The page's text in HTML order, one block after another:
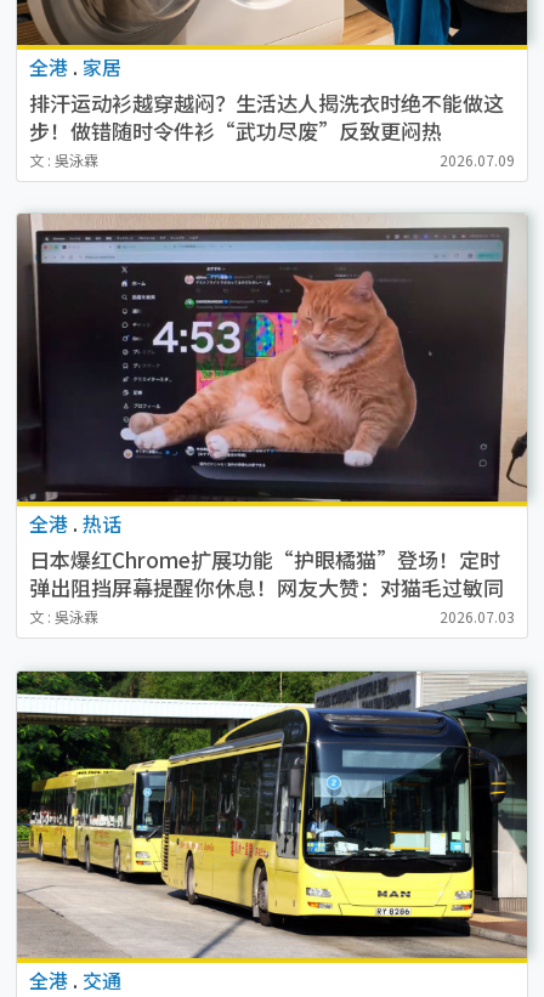
全港 . 家居
排汗运动衫越穿越闷？生活达人揭洗衣时绝不能做这
步！做错随时令件衫“武功尽废”反致更闷热
文 : 吳泳霖 2026.07.09
全港 . 热话
日本爆红Chrome扩展功能“护眼橘猫”登场！定时
弹出阻挡屏幕提醒你休息！网友大赞：对猫毛过敏同
样体验到被猫咪亲近
文 : 吳泳霖 2026.07.03
全港 . 交通